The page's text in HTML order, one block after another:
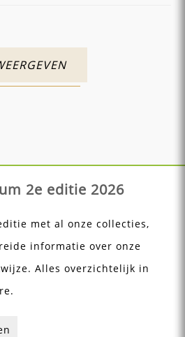
2e editie 2026
met al onze collecties,
informatie over onze
Alles overzichtelijk in